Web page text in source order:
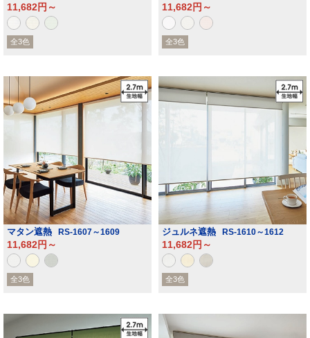
11,682円～
全3色
11,682円～
全3色
マタン遮熱 RS-1607～1609
11,682円～
全3色
ジュルネ遮熱 RS-1610～1612
11,682円～
全3色